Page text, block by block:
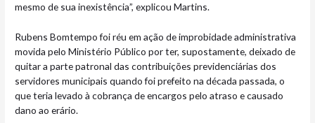
mesmo de sua inexistência”, explicou Martins.
Rubens Bomtempo foi réu em ação de improbidade administrativa
movida pelo Ministério Público por ter, supostamente, deixado de
quitar a parte patronal das contribuições previdenciárias dos
servidores municipais quando foi prefeito na década passada, o
que teria levado à cobrança de encargos pelo atraso e causado
dano ao erário.